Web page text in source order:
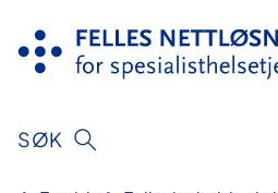
innhold
SØK